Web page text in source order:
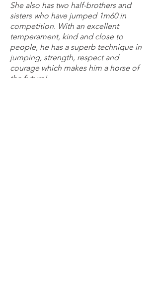
She also has two half-brothers and
sisters who have jumped 1m60 in
competition. With an excellent
temperament, kind and close to
people, he has a superb technique in
jumping, strength, respect and
courage which makes him a horse of
the future!